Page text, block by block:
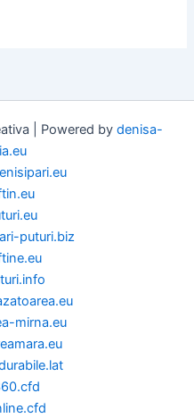
| Powered by denisa-
puturi.biz
mirna.eu